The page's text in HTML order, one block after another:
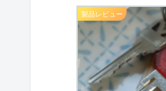
製品レビュー